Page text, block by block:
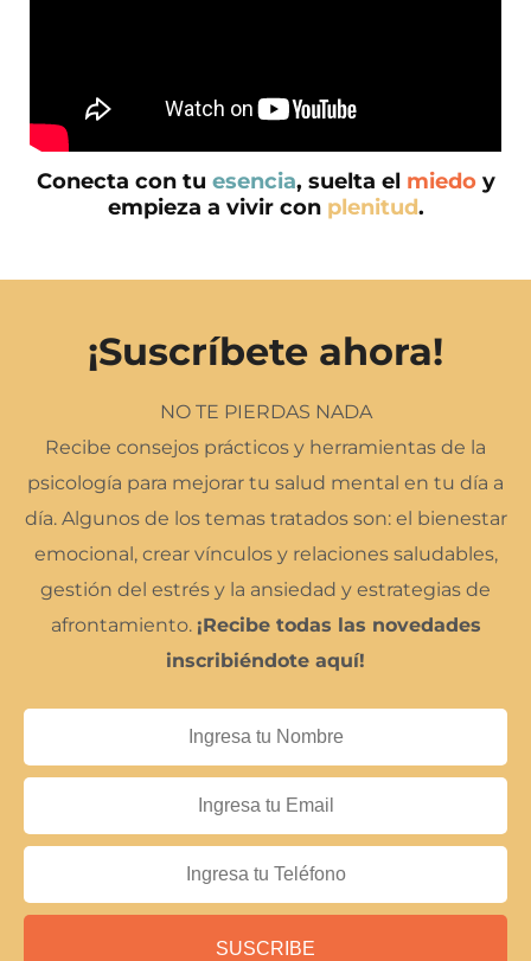
Conecta con tu esencia, suelta el miedoy
empieza a vivir con plenitud.
¡Suscríbete ahora!
NO TE PIERDAS NADA
Recibe consejos prácticos y herramientas de la
psicología para mejorar tu salud mental en tu día a
día. Algunos de los temas tratados son: el bienestar
emocional, crear vínculos y relaciones saludables,
gestión del estrés y la ansiedad y estrategias de
afrontamiento. ¡Recibe todas las novedades
inscribiéndote aquí!
SUSCRIBE